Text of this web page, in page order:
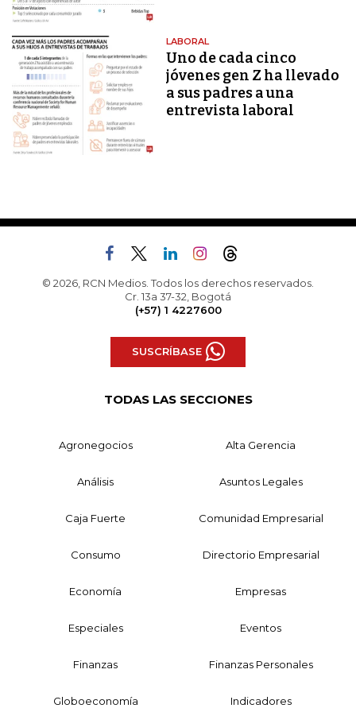
LABORAL
Uno de cada cinco
jóvenes gen Z ha llevado
a sus padres a una
entrevista laboral
© 2026, RCN Medios. Todos los derechos reservados.
Cr. 13a 37-32, Bogotá
(+57) 1 4227600
SUSCRÍBASE
TODAS LAS SECCIONES
Agronegocios Alta Gerencia
Análisis Asuntos Legales
Caja Fuerte Comunidad Empresarial
Consumo Directorio Empresarial
Economía Empresas
Especiales Eventos
Finanzas Finanzas Personales
Globoeconomía Indicadores